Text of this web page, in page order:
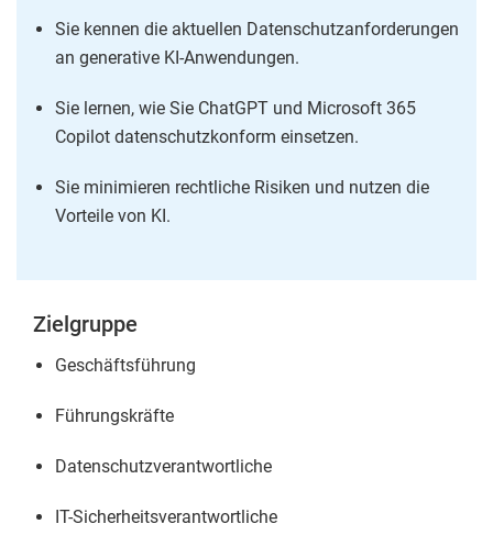
Sie kennen die aktuellen Datenschutzanforderungen
an generative KI-Anwendungen.
Sie lernen, wie Sie ChatGPT und Microsoft 365
Copilot datenschutzkonform einsetzen.
Sie minimieren rechtliche Risiken und nutzen die
Vorteile von KI.
Zielgruppe
Geschäftsführung
Führungskräfte
Datenschutzverantwortliche
IT-Sicherheitsverantwortliche